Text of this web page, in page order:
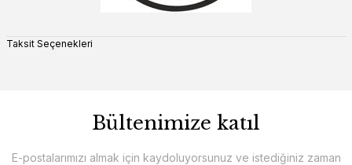
Taksit Seçenekleri
Bültenimize katıl
E-postalarımızı almak için kaydoluyorsunuz ve istediğiniz zaman